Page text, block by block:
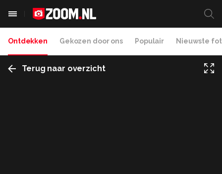
Ontdekken Gekozen door ons Populair Nieuwste
Terug naar overzicht